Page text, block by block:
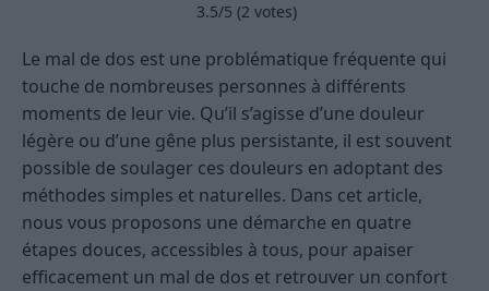
3.5/5 (2 votes)
Le mal de dos est une problématique fréquente qui
touche de nombreuses personnes à différents
moments de leur vie. Qu’il s’agisse d’une douleur
légère ou d’une gêne plus persistante, il est souvent
possible de soulager ces douleurs en adoptant des
méthodes simples et naturelles. Dans cet article,
nous vous proposons une démarche en quatre
étapes douces, accessibles à tous, pour apaiser
efficacement un mal de dos et retrouver un confort